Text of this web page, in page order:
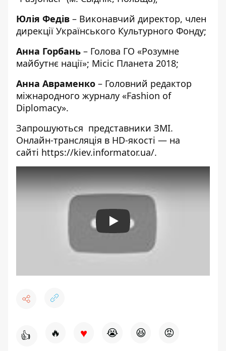
Юлія Федів – Виконавчий директор, член
дирекції Українського Культурного Фонду;
Анна Горбань – Голова ГО «Розумне
майбутнє нації»; Місіс Планета 2018;
Анна Авраменко – Головний редактор
міжнародного журналу «Fashion of
Diplomacy».
Запрошуються представники ЗМІ.
Онлайн-трансляція в HD-якості — на
сайті https://kiev.informator.ua/.
Play
👍 🔥 ♥ 😭 😆 😡